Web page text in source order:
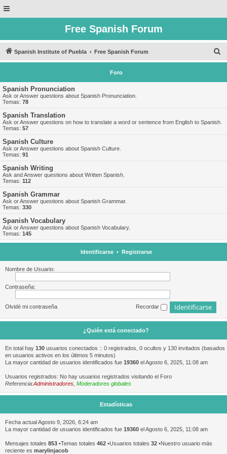
Free Spanish Forum
Spanish Institute of Puebla Free Spanish Forum
u
Foro
Spanish Pronunciation
Ask or Answer questions about Spanish Pronunciation.
Temas: 78
Spanish Translation
Ask or Answer questions on how to translate a word or sentence from English to Spanish.
Temas: 57
Spanish Culture
Ask or Answer questions about Spanish Culture.
Temas: 91
Spanish Writing
Ask and Answer questions about Written Spanish.
Temas: 112
Spanish Grammar
Ask or Answer questions about Spanish Grammar.
Temas: 330
Spanish Vocabulary
Ask or Answer questions about Spanish Vocabulary.
Temas: 145
Identificarse• Registrarse
Nombre de Usuario:
Contraseña:
Olvidé mi contraseña Recordar
¿Quién está conectado?
En total hay 130 usuarios conectados :: 0 registrados, 0 ocultos y 130 invitados (basados
en usuarios activos en los últimos 5 minutos)
La mayor cantidad de usuarios identificados fue 19360 el Agosto 6, 2025, 11:08 am
Usuarios registrados: No hay usuarios registrados visitando el Foro
Referencia:Administradores Moderadores globales
Estadísticas
Fecha actual Agosto 9, 2026, 6:24 am
La mayor cantidad de usuarios identificados fue 19360 el Agosto 6, 2025, 11:08 am
Mensajes totales 853 •Temas totales 462 •Usuarios totales 32 •Nuestro usuario más
reciente es marylinjacob